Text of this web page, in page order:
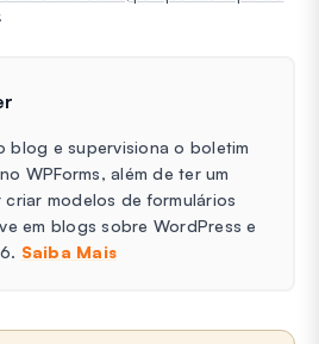
.
blog e supervisiona o boletim
WPForms, além de ter um
modelos de formulários
em blogs sobre WordPress e
Saiba Mais